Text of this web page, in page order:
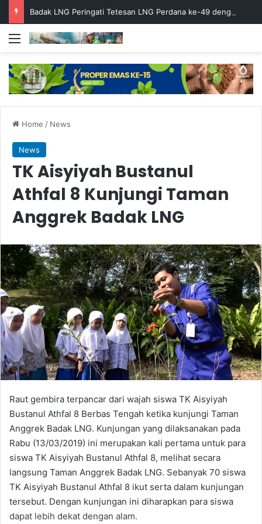
Menu
Home / News
News
TK Aisyiyah Bustanul
Athfal 8 Kunjungi Taman
Anggrek Badak LNG
Raut gembira terpancar dari wajah siswa TK Aisyiyah
Bustanul Athfal 8 Berbas Tengah ketika kunjungi Taman
Anggrek Badak LNG. Kunjungan yang dilaksanakan pada
Rabu (13/03/2019) ini merupakan kali pertama untuk para
siswa TK Aisyiyah Bustanul Athfal 8, melihat secara
langsung Taman Anggrek Badak LNG. Sebanyak 70 siswa
TK Aisyiyah Bustanul Athfal 8 ikut serta dalam kunjungan
tersebut. Dengan kunjungan ini diharapkan para siswa
dapat lebih dekat dengan alam.